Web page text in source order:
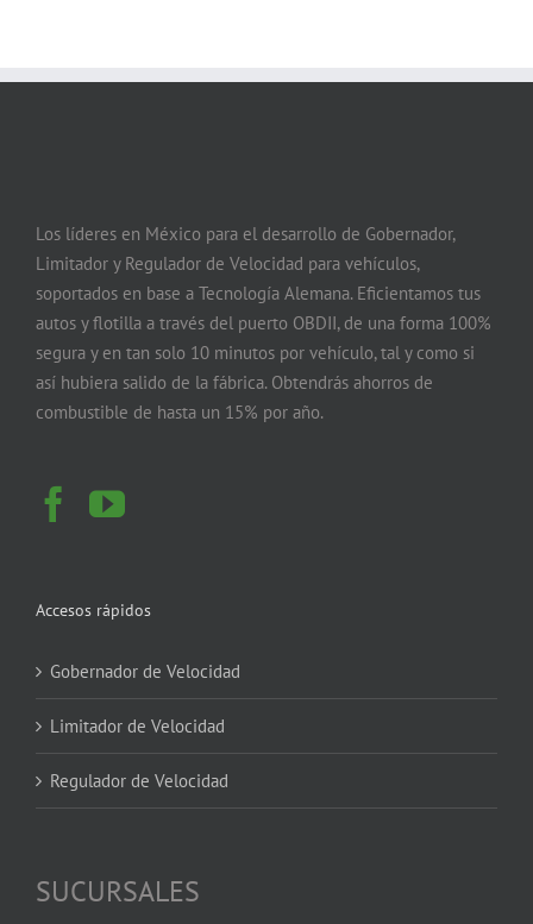
Los líderes en México para el desarrollo de Gobernador,
Limitador y Regulador de Velocidad para vehículos,
soportados en base a Tecnología Alemana. Eficientamos tus
autos y flotilla a través del puerto OBDII, de una forma 100%
segura y en tan solo 10 minutos por vehículo, tal y como si
así hubiera salido de la fábrica. Obtendrás ahorros de
combustible de hasta un 15% por año.
Accesos rápidos
Gobernador de Velocidad
Limitador de Velocidad
Regulador de Velocidad
SUCURSALES